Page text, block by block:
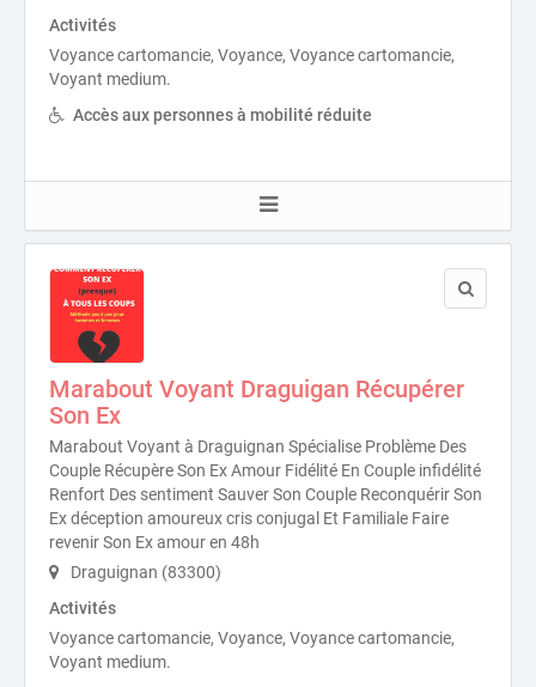
Activités
Voyance cartomancie, Voyance, Voyance cartomancie,
Voyant medium.
Accès aux personnes à mobilité réduite
Marabout Voyant Draguigan Récupérer
Son Ex
Marabout Voyant à Draguignan Spécialise Problème Des
Couple Récupère Son Ex Amour Fidélité En Couple infidélité
Renfort Des sentiment Sauver Son Couple Reconquérir Son
Ex déception amoureux cris conjugal Et Familiale Faire
revenir Son Ex amour en 48h
Draguignan (83300)
Activités
Voyance cartomancie, Voyance, Voyance cartomancie,
Voyant medium.